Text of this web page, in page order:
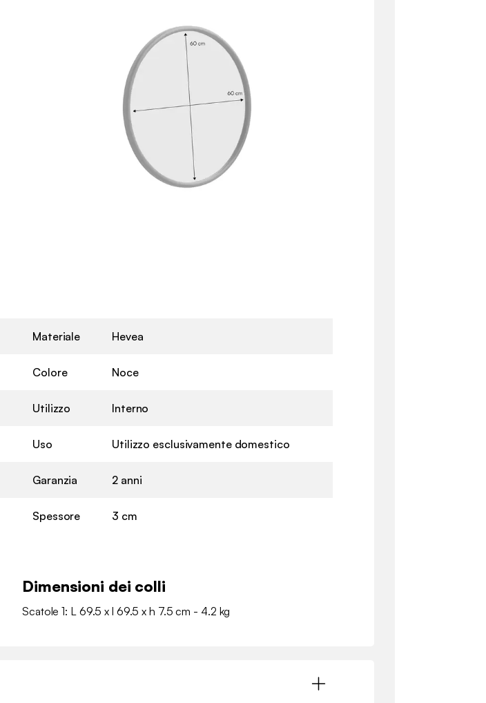
Materiale Hevea
Colore Noce
Utilizzo Interno
Uso Utilizzo esclusivamente domestico
Garanzia 2 anni
Spessore 3 cm
Dimensioni dei colli
Scatole 1: L 69.5 x l 69.5 x h 7.5 cm - 4.2 kg